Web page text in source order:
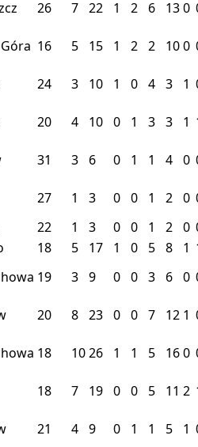
26 7 22 1 2 6 130
16 5 15 1 2 2 100
24 3 10 1 0 4 3 1
20 4 10 0 1 3 3 1
31 3 6 0 1 1 4 0
27 1 3 0 0 1 2 0
22 1 3 0 0 1 2 0
18 5 17 1 0 5 8 1
19 3 9 0 0 3 6 0
20 8 23 0 0 7 12 1
18 1026 1 1 5 160
18 7 19 0 0 5 11 2
21 4 9 0 1 1 5 1